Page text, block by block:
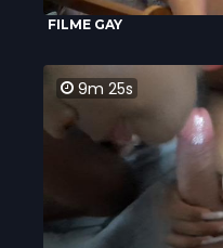
FILME GAY
9m 25s